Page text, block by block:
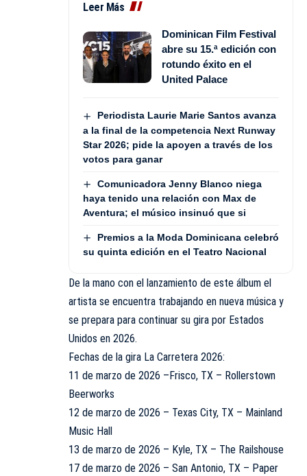
Leer Más
Dominican Film Festival
abre su 15.ª edición con
rotundo éxito en el
United Palace
Periodista Laurie Marie Santos avanza
a la final de la competencia Next Runway
Star 2026; pide la apoyen a través de los
votos para ganar
Comunicadora Jenny Blanco niega
haya tenido una relación con Max de
Aventura; el músico insinuó que si
Premios a la Moda Dominicana celebró
su quinta edición en el Teatro Nacional
De la mano con el lanzamiento de este álbum el
artista se encuentra trabajando en nueva música y
se prepara para continuar su gira por Estados
Unidos en 2026.
Fechas de la gira La Carretera 2026:
11 de marzo de 2026 –Frisco, TX – Rollerstown
Beerworks
12 de marzo de 2026 – Texas City, TX – Mainland
Music Hall
13 de marzo de 2026 – Kyle, TX – The Railshouse
17 de marzo de 2026 – San Antonio, TX – Paper